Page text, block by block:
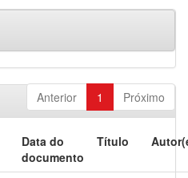
Anterior 1 Próximo
Data do
documento
Título